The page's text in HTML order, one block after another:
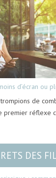
d’écran ou
de
premier réflexe
DES